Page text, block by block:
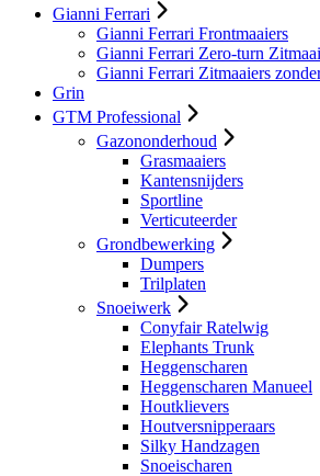
Gianni Ferrari
Gianni Ferrari Frontmaaiers
Gianni Ferrari Zero-turn
Gianni Ferrari Zitmaaiers
Grin
GTM Professional
Gazononderhoud
Grasmaaiers
Kantensnijders
Sportline
Verticuteerder
Grondbewerking
Dumpers
Trilplaten
Snoeiwerk
Conyfair Ratelwig
Elephants Trunk
Heggenscharen
Heggenscharen Manueel
Houtklievers
Houtversnipperaars
Silky Handzagen
Snoeischaren